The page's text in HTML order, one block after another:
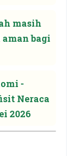
masih
bagi
-
Neraca
2026